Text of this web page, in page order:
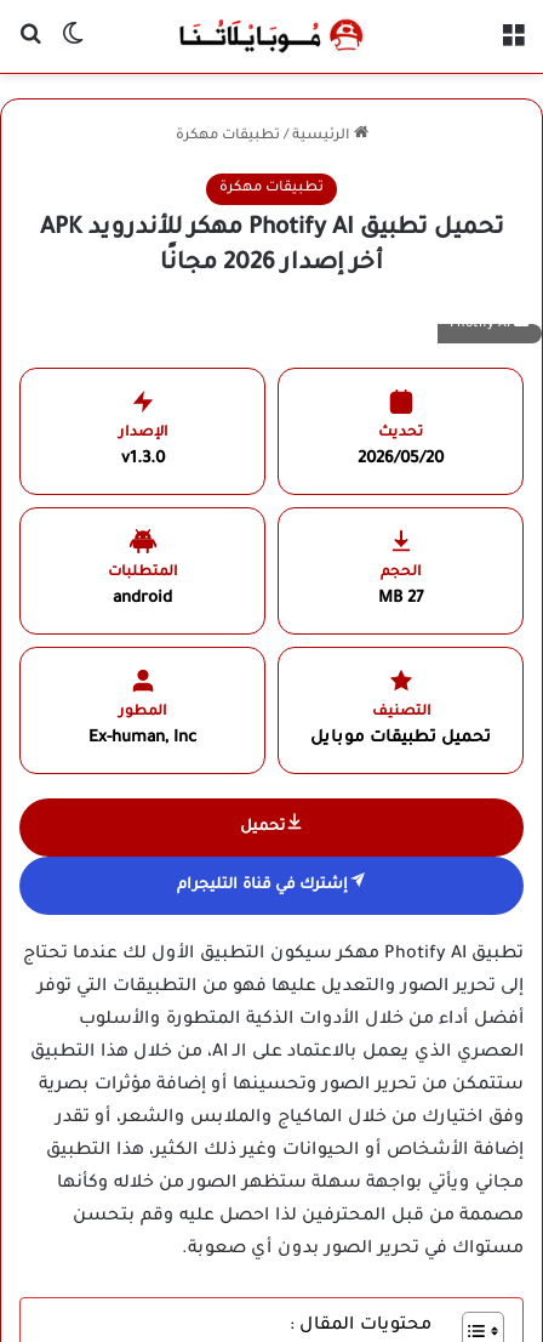
الوضع
الرئيسية / تطبيقات مهكرة
تطبيقات مهكرة
تحميل تطبيق Photify AI مهكر للأندرويد APK
أخر إصدار 2026 مجانًا
Photify AI
تحديث
2026/05/20
الإصدار
v1.3.0
الحجم
27 MB
المتطلبات
android
التصنيف
تحميل تطبيقات موبايل
المطور
Ex-human, Inc
تحميل
إشترك في قناة التليجرام
تطبيق Photify AI مهكر سيكون التطبيق الأول لك عندما تحتاج
إلى تحرير الصور والتعديل عليها فهو من التطبيقات التي توفر
أفضل أداء من خلال الأدوات الذكية المتطورة والأسلوب
العصري الذي يعمل بالاعتماد على الـ AI، من خلال هذا التطبيق
ستتمكن من تحرير الصور وتحسينها أو إضافة مؤثرات بصرية
وفق اختيارك من خلال الماكياج والملابس والشعر، أو تقدر
إضافة الأشخاص أو الحيوانات وغير ذلك الكثير، هذا التطبيق
مجاني ويأتي بواجهة سهلة ستظهر الصور من خلاله وكأنها
مصممة من قبل المحترفين لذا احصل عليه وقم بتحسن
مستواك في تحرير الصور بدون أي صعوبة.
محتويات المقال :